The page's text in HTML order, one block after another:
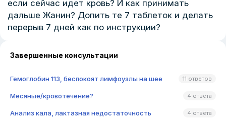
если сейчас идет кровь? И как принимать
дальше Жанин? Допить те 7 таблеток и делать
перерыв 7 дней как по инструкции?
Завершенные консультации
Гемоглобин 113, беспокоят лимфоузлы на шее 11 ответов
Месяные/кровотечение? 4 ответа
Анализ кала, лактазная недостаточность 4 ответа